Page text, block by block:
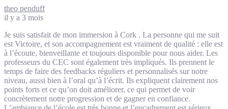
theo penduff
il y a 3 mois
Je suis satisfait de mon immersion à Cork . La personne qui me suit
est Victoire, et son accompagnement est vraiment de qualité : elle est
à l’écoute, bienveillante et toujours disponible pour nous aider. Les
professeurs du CEC sont également très impliqués. Ils prennent le
temps de faire des feedbacks réguliers et personnalisés sur notre
niveau, aussi bien à l’oral qu’à l’écrit. Ils expliquent clairement nos
points forts et ce qu’on doit améliorer, ce qui permet de voir
concrètement notre progression et de gagner en confiance.